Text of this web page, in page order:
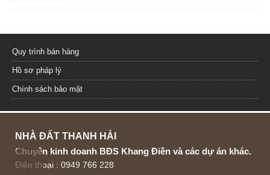
Quy trình bán hàng
Hồ sơ pháp lý
Chính sách bảo mật
NHÀ ĐẤT THANH HẢI
Chuyên kinh doanh BĐS Khang Điền và các dự án khác.
Điện thoại : 0949 766 228